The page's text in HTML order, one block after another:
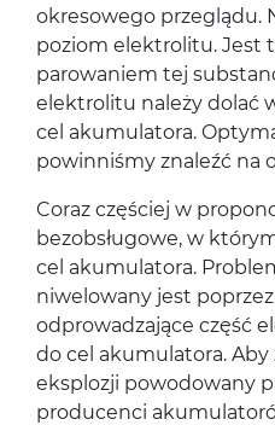
okresowego przeglądu.
poziom elektrolitu. Jest
parowaniem tej
elektrolitu należy dolać
cel akumulatora.
powinniśmy znaleźć na
Coraz częściej w
bezobsługowe, w
cel akumulatora.
niwelowany jest
odprowadzające część
do cel akumulatora.
eksplozji powodowany
producenci